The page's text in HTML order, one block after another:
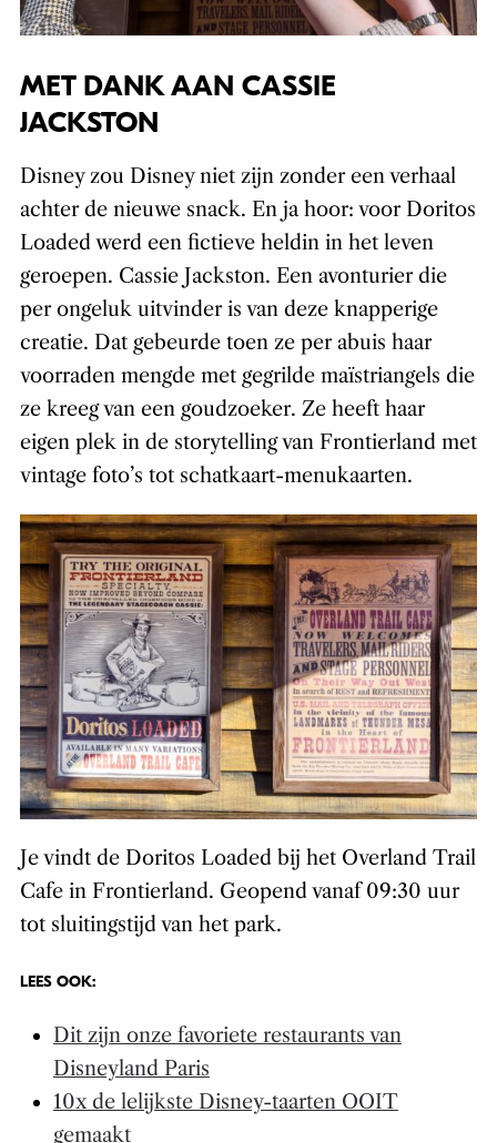
MET DANK AAN CASSIE
JACKSTON
Disney zou Disney niet zijn zonder een verhaal
achter de nieuwe snack. En ja hoor: voor Doritos
Loaded werd een fictieve heldin in het leven
geroepen. Cassie Jackston. Een avonturier die
per ongeluk uitvinder is van deze knapperige
creatie. Dat gebeurde toen ze per abuis haar
voorraden mengde met gegrilde maïstriangels die
ze kreeg van een goudzoeker. Ze heeft haar
eigen plek in de storytelling van Frontierland met
vintage foto’s tot schatkaart-menukaarten.
Je vindt de Doritos Loaded bij het Overland Trail
Cafe in Frontierland. Geopend vanaf 09:30 uur
tot sluitingstijd van het park.
LEES OOK:
Dit zijn onze favoriete restaurants van
Disneyland Paris
10x de lelijkste Disney-taarten OOIT
gemaakt